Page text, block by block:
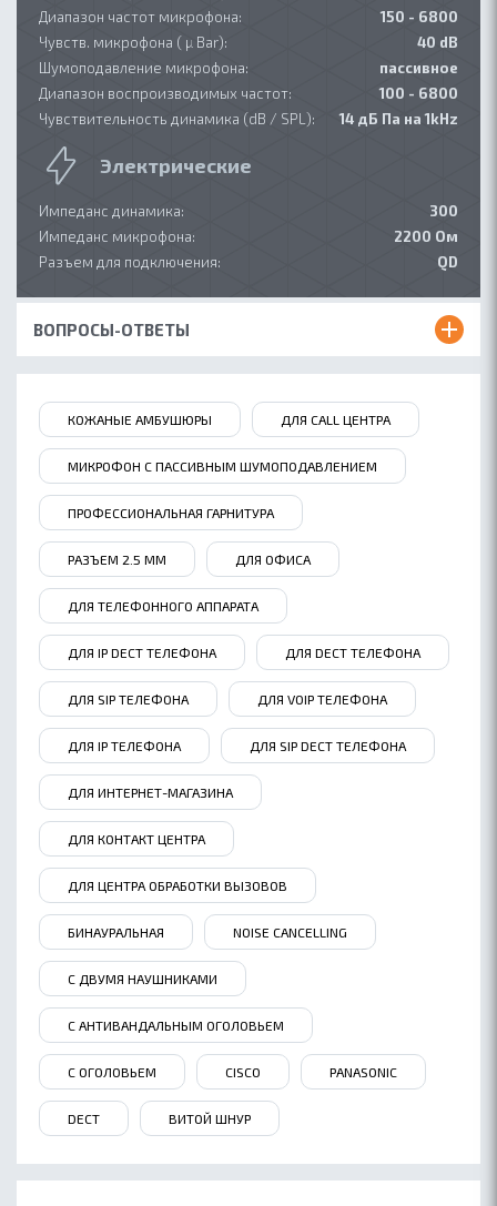
ОБ ACCUTONE
КОНТАКТЫ
ГДЕ КУПИТЬ
Диапазон частот микрофона:
150 - 6800
Чувств. микрофона ( µ Bar):
40 dB
Шумоподавление микрофона:
пассивное
Диапазон воспроизводимых частот:
100 - 6800
Чувствительность динамика (dB / SPL):
14 дБ Па на 1kHz
Электрические
Импеданс динамика:
300
Импеданс микрофона:
2200 Ом
Разъем для подключения:
QD
ВОПРОСЫ-ОТВЕТЫ
КОЖАНЫЕ АМБУШЮРЫ ДЛЯ CALL ЦЕНТРА
МИКРОФОН С ПАССИВНЫМ ШУМОПОДАВЛЕНИЕМ
ПРОФЕССИОНАЛЬНАЯ ГАРНИТУРА
РАЗЪЕМ 2.5 ММ ДЛЯ ОФИСА
ДЛЯ ТЕЛЕФОННОГО АППАРАТА
ДЛЯ IP DECT ТЕЛЕФОНА ДЛЯ DECT ТЕЛЕФОНА
ДЛЯ SIP ТЕЛЕФОНА ДЛЯ VOIP ТЕЛЕФОНА
ДЛЯ IP ТЕЛЕФОНА ДЛЯ SIP DECT ТЕЛЕФОНА
ДЛЯ ИНТЕРНЕТ-МАГАЗИНА
ДЛЯ КОНТАКТ ЦЕНТРА
ДЛЯ ЦЕНТРА ОБРАБОТКИ ВЫЗОВОВ
БИНАУРАЛЬНАЯ NOISE СANCELLING
С ДВУМЯ НАУШНИКАМИ
С АНТИВАНДАЛЬНЫМ ОГОЛОВЬЕМ
С ОГОЛОВЬЕМ CISCO PANASONIC
DECT ВИТОЙ ШНУР